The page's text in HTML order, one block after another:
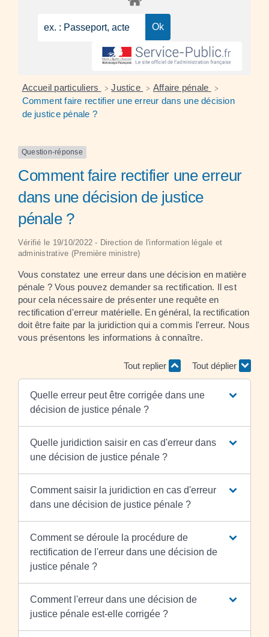
Accueil particuliers > Justice > Affaire pénale >
Comment faire rectifier une erreur dans une décision
de justice pénale ?
Question-réponse
Comment faire rectifier une erreur
dans une décision de justice
pénale ?
Vérifié le 19/10/2022 - Direction de l'information légale et
administrative (Première ministre)
Vous constatez une erreur dans une décision en matière
pénale ? Vous pouvez demander sa rectification. Il est
pour cela nécessaire de présenter une requête en
rectification d'erreur matérielle. En général, la rectification
doit être faite par la juridiction qui a commis l'erreur. Nous
vous présentons les informations à connaître.
Tout replier Tout déplier
Quelle erreur peut être corrigée dans une
décision de justice pénale ?
Quelle juridiction saisir en cas d'erreur dans
une décision de justice pénale ?
Comment saisir la juridiction en cas d'erreur
dans une décision de justice pénale ?
Comment se déroule la procédure de
rectification de l'erreur dans une décision de
justice pénale ?
Comment l'erreur dans une décision de
justice pénale est-elle corrigée ?